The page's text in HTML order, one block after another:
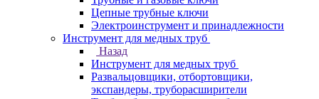
Цепные трубные ключи
Электроинструмент и принадлежности
Инструмент для медных труб
Назад
Инструмент для медных труб
Развальцовщики, отбортовщики,
экспандеры, труборасширители